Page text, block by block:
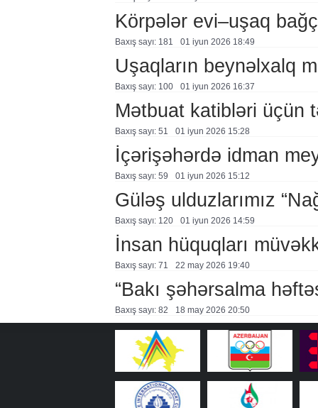
Körpələr evi–uşaq
Baxış sayı: 181 01 i̇yun 2026 18:49
Uşaqların beynəlxalq
Baxış sayı: 100 01 i̇yun 2026 16:37
Mətbuat katibləri üçün
Baxış sayı: 51 01 i̇yun 2026 15:28
İçərişəhərdə idman
Baxış sayı: 59 01 i̇yun 2026 15:12
Güləş ulduzlarımız
Baxış sayı: 120 01 i̇yun 2026 14:59
İnsan hüquqları
Baxış sayı: 71 22 may 2026 19:40
“Bakı şəhərsalma
Baxış sayı: 82 18 may 2026 20:50